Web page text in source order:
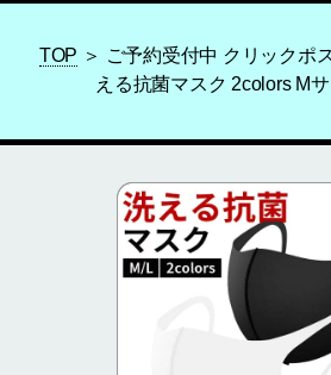
TOP ＞ ご予約受付中 クリックポ
える抗菌マスク 2colors M